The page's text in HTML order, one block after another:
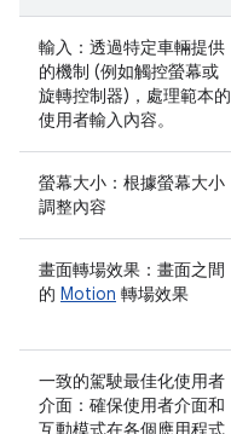
輸入：透過特定車輛提供
的機制 (例如觸控螢幕或
旋轉控制器)，處理範本的
使用者輸入內容。
螢幕大小：根據螢幕大小
調整內容
畫面轉場效果：畫面之間
的 Motion 轉場效果
一致的駕駛最佳化使用者
介面：確保使用者介面和
互動模式在各個應用程式